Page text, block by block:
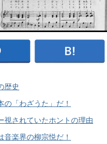
歴史
の「わざうた」だ！
視されていたホントの理由
楽界の柳宗悦だ！